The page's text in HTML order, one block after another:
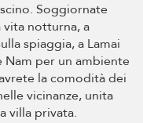
Soggiornate
vita notturna, a
spiaggia, a Lamai
per un ambiente
la comodità dei
vicinanze, unita
villa privata.